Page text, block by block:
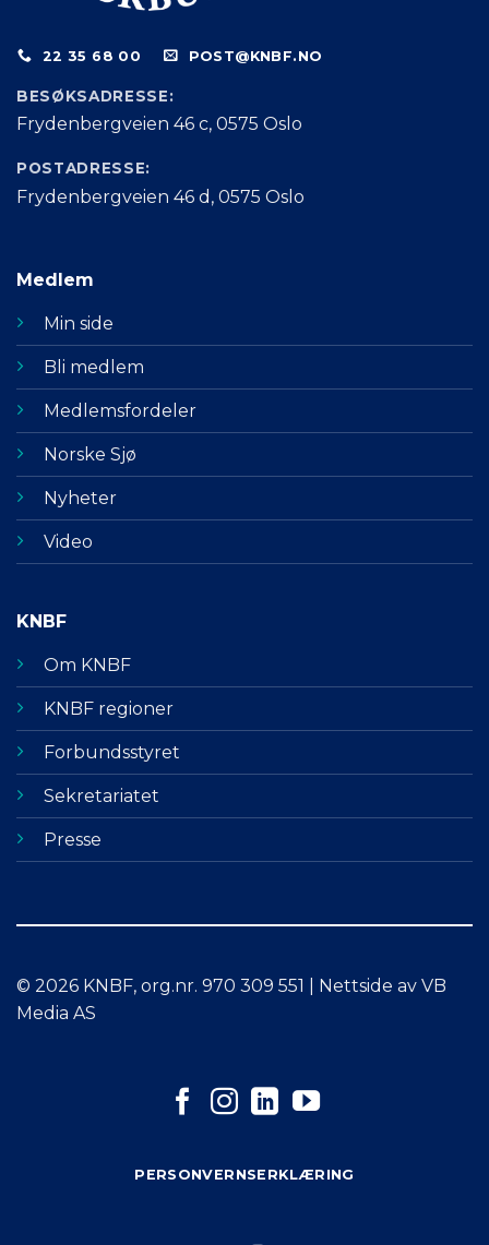
22 35 68 00 POST@KNBF.NO
BESØKSADRESSE:
Frydenbergveien 46 c, 0575 Oslo
POSTADRESSE:
Frydenbergveien 46 d, 0575 Oslo
Medlem
Min side
Bli medlem
Medlemsfordeler
Norske Sjø
Nyheter
Video
KNBF
Om KNBF
KNBF regioner
Forbundsstyret
Sekretariatet
Presse
© 2026 KNBF, org.nr. 970 309 551 | Nettside av VB
Media AS
PERSONVERNSERKLÆRING